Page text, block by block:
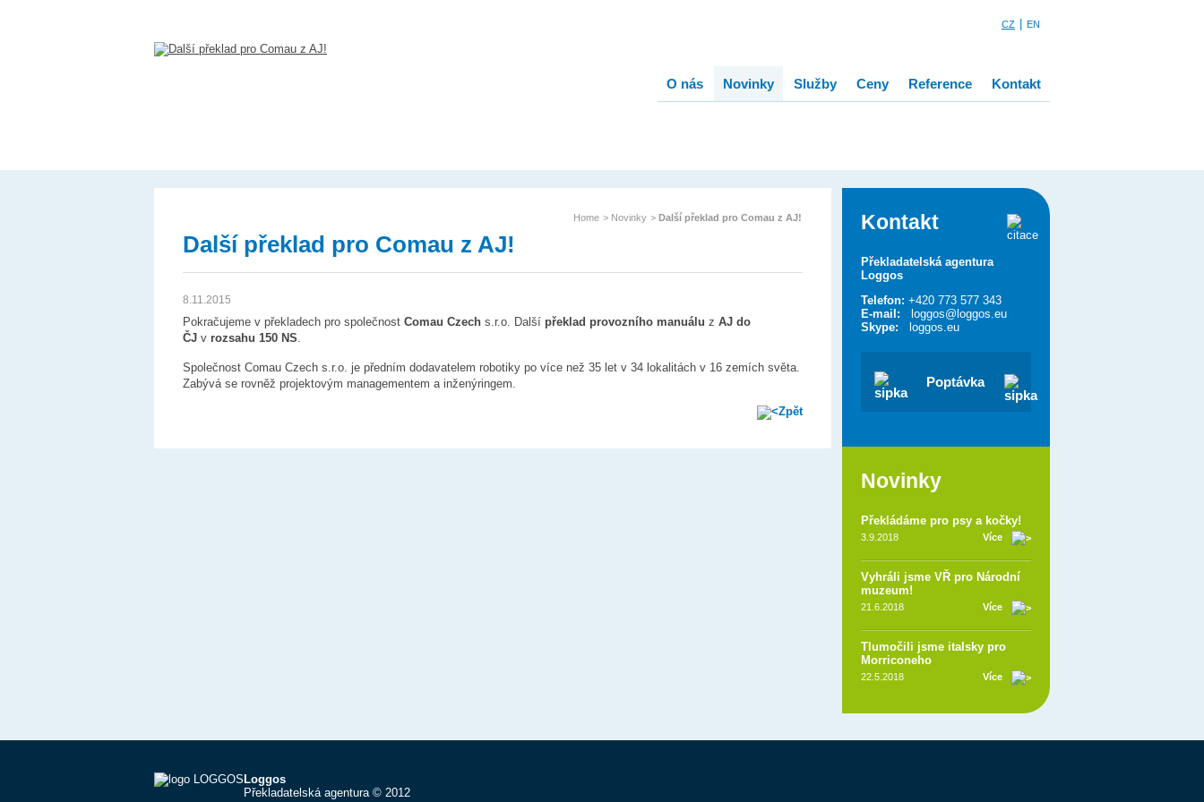
CZ EN
O nás Novinky Služby Ceny Reference Kontakt
Home > Novinky > Další překlad pro Comau z AJ!
Další překlad pro Comau z AJ!
8.11.2015
Pokračujeme v překladech pro společnost Comau Czech s.r.o. Další překlad provozního manuálu z AJ do
ČJ v rozsahu 150 NS.
Společnost Comau Czech s.r.o. je předním dodavatelem robotiky po více než 35 let v 34 lokalitách v 16 zemích světa.
Zabývá se rovněž projektovým managementem a inženýringem.
Zpět
Kontakt
Překladatelská agentura
Loggos
Telefon: +420 773 577 343
E-mail:
loggos@loggos.eu
Skype:
loggos.eu
Poptávka
Novinky
Překládáme pro psy a kočky!
3.9.2018 Více
Vyhráli jsme VŘ pro Národní
muzeum!
21.6.2018 Více
Tlumočili jsme italsky pro
Morriconeho
22.5.2018 Více
Loggos
Překladatelská agentura © 2012